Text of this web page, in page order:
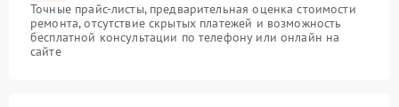
Точные прайс-листы, предварительная оценка стоимости
ремонта, отсутствие скрытых платежей и возможность
бесплатной консультации по телефону или онлайн на
сайте